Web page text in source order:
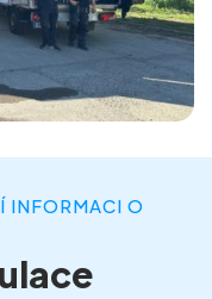
INFORMACI O